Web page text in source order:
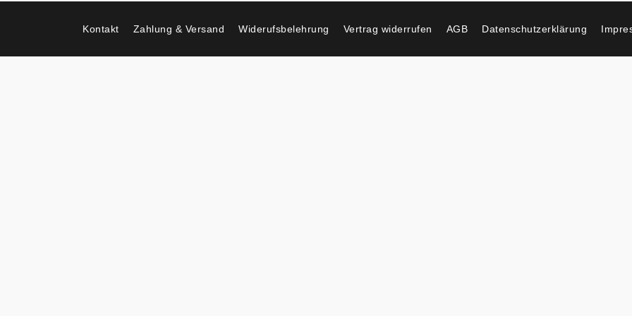
Kontakt Zahlung & Versand Widerufsbelehrung Vertrag widerrufen AGB Datenschutzerklärung